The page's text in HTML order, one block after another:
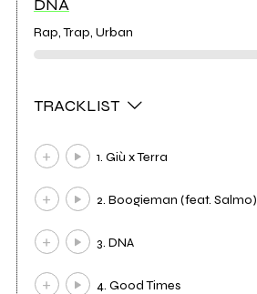
DNA
Rap, Trap, Urban
TRACKLIST
1. Giù x Terra
2. Boogieman (feat. Salmo)
3. DNA
4. Good Times